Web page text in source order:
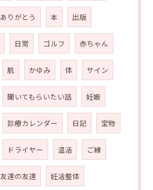
ありがとう 本 出版
日常 ゴルフ 赤ちゃん
肌 かゆみ 体 サイン
聞いてもらいたい話 妊娠
診療カレンダー 日記 宝物
ドライヤー 温活 ご縁
友達の友達 妊活整体